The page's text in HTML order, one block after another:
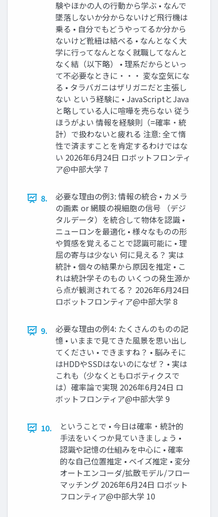
験やほかの人の行動から学ぶ • なんで
墜落しないか分からないけど飛行機は
乗る • 自分でもどうやってるか分から
ないけど靴紐は結べる • なんとなく大
学に行ってなんとなく就職してなんと
なく結（以下略） • 理系だからといっ
て不必要なときに・・・ 変な空気にな
る • タラバガニはザリガニだと主張し
ない という経験に • JavaScriptとJava
と略している人に喧嘩を売らない 従う
ほうがよい 情報を経験則（=確率・統
計）で扱わないと疲れる 注意: 全て惰
性で済ますことを肯定するわけではな
い 2026年6月24日 ロボットフロンティ
ア@中部大学 7
8.
必要な理由の例3: 情報の統合 • カメラ
の画素 or 網膜の視細胞の信号 （デジ
タルデータ）を統合して物体を認識 •
ニューロンを最適化 • 様々なものの形
や質感を覚えることで認識可能に • 理
屈の寄与は少ない 何に見える？ 実は
統計 • 個々の結果から原因を推定 • こ
れは統計学そのもの いくつの発生源か
ら点が観測されてる？ 2026年6月24日
ロボットフロンティア@中部大学 8
9.
必要な理由の例4: たくさんのものの記
憶 • いままで見てきた風景を思い出し
てください • できますね？ • 脳みそに
はHDDやSSDはないのになぜ？ • 実は
これも（少なくともロボティクスで
は）確率論で実現 2026年6月24日 ロ
ボットフロンティア@中部大学 9
10.
ということで • 今日は確率・統計的
手法をいくつか見ていきましょう •
認識や記憶の仕組みを中心に • 確率
的な自己位置推定 • ベイズ推定 • 変分
オートエンコーダ/拡散モデル/フロー
マッチング 2026年6月24日 ロボット
フロンティア@中部大学 10